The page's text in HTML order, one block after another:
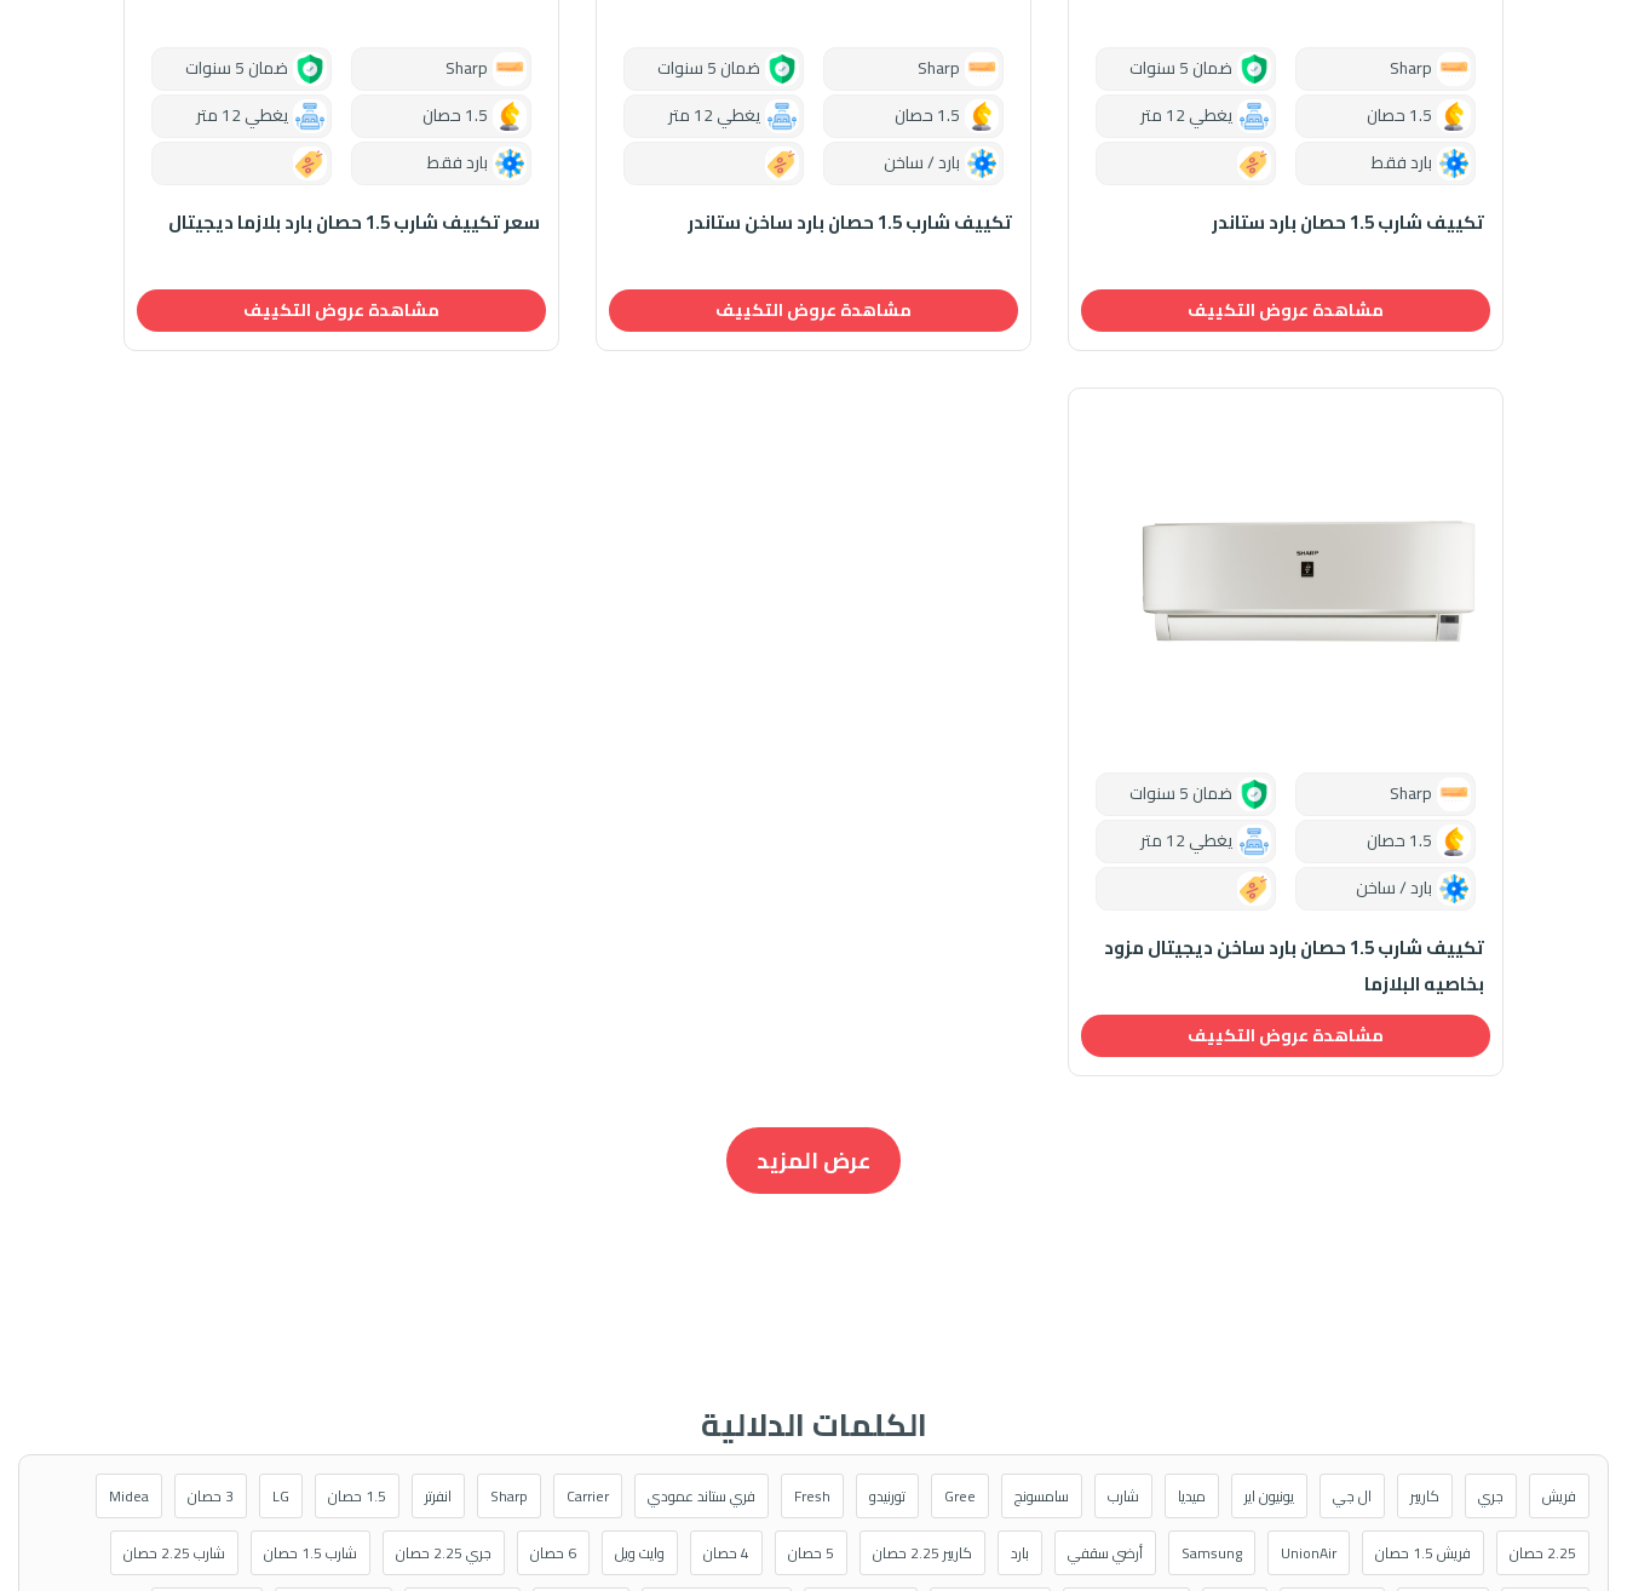
بارد فقط
ضمان 5 سنوات
يغطي 12 متر
تكييف شارب 1.5 حصان بارد ستاندر
مشاهدة عروض التكييف
بارد / ساخن
ضمان 5 سنوات
يغطي 12 متر
تكييف شارب 1.5 حصان بارد ساخن ستاندر
مشاهدة عروض التكييف
بارد فقط
ضمان 5 سنوات
يغطي 12 متر
سعر تكييف شارب 1.5 حصان بارد بلازما ديجيتال
مشاهدة عروض التكييف
بارد / ساخن
ضمان 5 سنوات
يغطي 12 متر
تكييف شارب 1.5 حصان بارد ساخن ديجيتال مزود
بخاصيه البلازما
مشاهدة عروض التكييف
عرض المزيد
الكلمات الدلالية
فريش جري كاريير ال جي يونيون اير ميديا شارب سامسونج Gree تورنيدو Fresh فري ستاند عمودي Carrier
Sharp انفرتر 1.5 حصان LG 3 حصان Midea
2.25 حصان فريش 1.5 حصان UnionAir
Samsung أرضي سقفي بارد كاريير 2.25 حصان 5 حصان 4 حصان وايت ويل 6 حصان جري 2.25 حصان شارب 1.5 حصان شارب 2.25 حصان